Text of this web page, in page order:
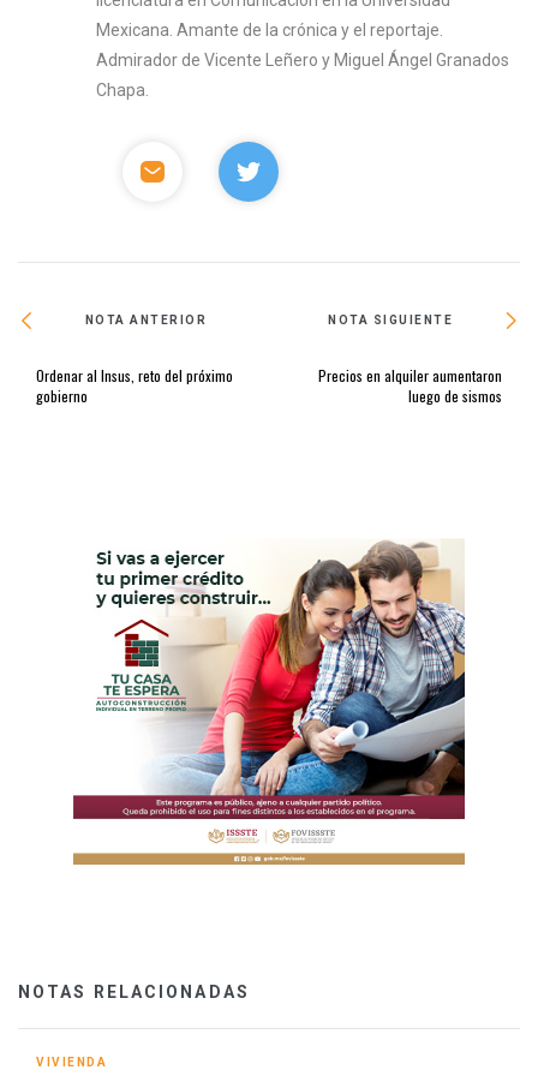
Mexicana. Amante de la crónica y el reportaje.
Admirador de Vicente Leñero y Miguel Ángel Granados
Chapa.
NOTA ANTERIOR
Ordenar al Insus, reto del próximo
gobierno
NOTA SIGUIENTE
Precios en alquiler aumentaron
luego de sismos
NOTAS RELACIONADAS
VIVIENDA